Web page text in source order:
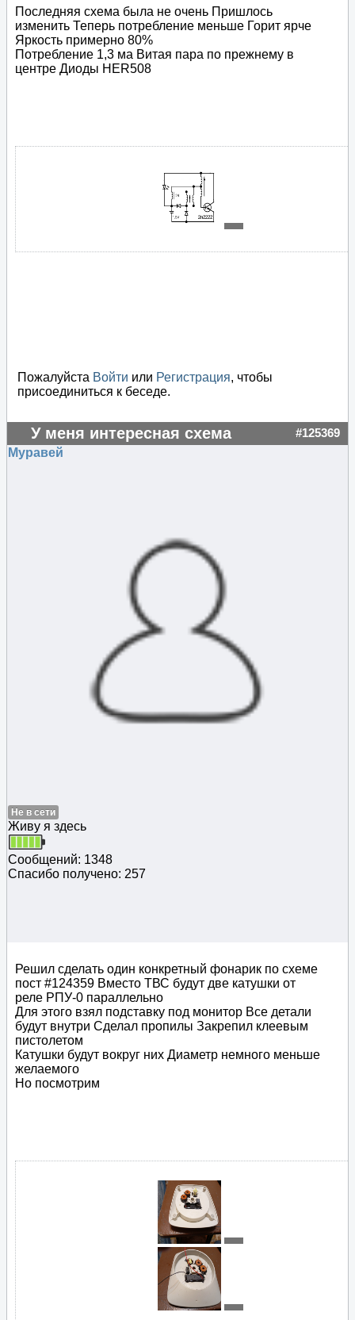
Последняя схема была не очень Пришлось
изменить Теперь потребление меньше Горит ярче
Яркость примерно 80%
Потребление 1,3 ма Витая пара по прежнему в
центре Диоды HER508
Пожалуйста Войти или Регистрация, чтобы
присоединиться к беседе.
У меня интересная схема #125369
Муравей
Не в сети
Живу я здесь
Сообщений: 1348
Спасибо получено: 257
Решил сделать один конкретный фонарик по схеме
пост #124359 Вместо ТВС будут две катушки от
реле РПУ-0 параллельно
Для этого взял подставку под монитор Все детали
будут внутри Сделал пропилы Закрепил клеевым
пистолетом
Катушки будут вокруг них Диаметр немного меньше
желаемого
Но посмотрим